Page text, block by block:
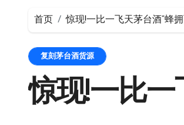
首页 惊现!一比一飞天茅台酒“蜂拥
复刻茅台酒货源
惊现!一比一